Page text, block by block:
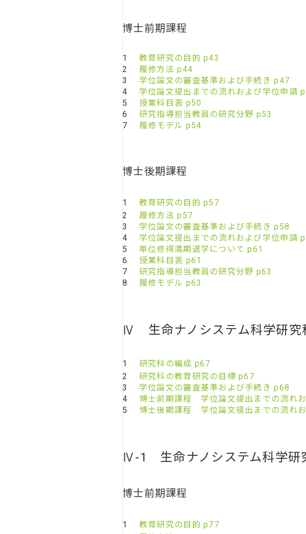
博士前期課程
1 教育研究の目的 p43
2 履修方法 p44
3 学位論文の審査基準および手続き p47
4 学位論文提出までの流れおよび学位申請
5 授業科目表 p50
6 研究指導担当教員の研究分野 p53
7 履修モデル p54
博士後期課程
1 教育研究の目的 p57
2 履修方法 p57
3 学位論文の審査基準および手続き p58
4 学位論文提出までの流れおよび学位申請
5 単位修得満期退学について p61
6 授業科目表 p61
7 研究指導担当教員の研究分野 p63
8 履修モデル p63
Ⅳ 生命ナノシステム科学研究
1 研究科の編成 p67
2 研究科の教育研究の目標 p67
3 学位論文の審査基準および手続き p68
4 博士前期課程 学位論文提出までの流れ
5 博士後期課程 学位論文提出までの流れ
Ⅳ-1 生命ナノシステム科学研
博士前期課程
1 教育研究の目的 p77